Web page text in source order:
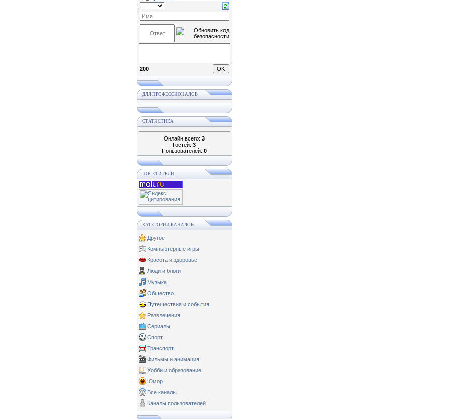
200
ДЛЯ ПРОФЕССИОНАЛОВ
СТАТИСТИКА
Онлайн всего: 3
Гостей: 3
Пользователей: 0
ПОСЕТИТЕЛИ
КАТЕГОРИИ КАНАЛОВ
Другое
Компьютерные игры
Красота и здоровье
Люди и блоги
Музыка
Общество
Путешествия и события
Развлечения
Сериалы
Спорт
Транспорт
Фильмы и анимация
Хобби и образование
Юмор
Все каналы
Каналы пользователей